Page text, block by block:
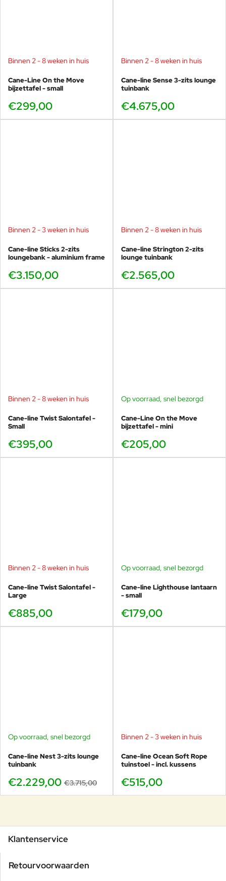
Binnen 2 - 8 weken in huis
Cane-Line On the Move
bijzettafel - small
€299,00
Binnen 2 - 8 weken in huis
Cane-line Sense 3-zits lounge
tuinbank
€4.675,00
Binnen 2 - 3 weken in huis
Cane-line Sticks 2-zits
loungebank - aluminium frame
€3.150,00
Binnen 2 - 8 weken in huis
Cane-line Strington 2-zits
lounge tuinbank
€2.565,00
Binnen 2 - 8 weken in huis
Cane-line Twist Salontafel -
Small
€395,00
Op voorraad, snel bezorgd
Cane-Line On the Move
bijzettafel - mini
€205,00
Binnen 2 - 8 weken in huis
Cane-line Twist Salontafel -
Large
€885,00
Op voorraad, snel bezorgd
Cane-line Lighthouse lantaarn
- small
€179,00
-40%
Op voorraad, snel bezorgd
Cane-line Nest 3-zits lounge
tuinbank
€2.229,00 €3.715,00
Binnen 2 - 3 weken in huis
Cane-line Ocean Soft Rope
tuinstoel - incl. kussens
€515,00
Klantenservice
Retourvoorwaarden